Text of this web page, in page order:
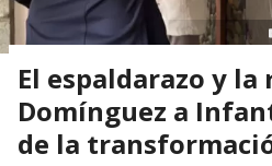
El espaldarazo y la
Domínguez a
de la